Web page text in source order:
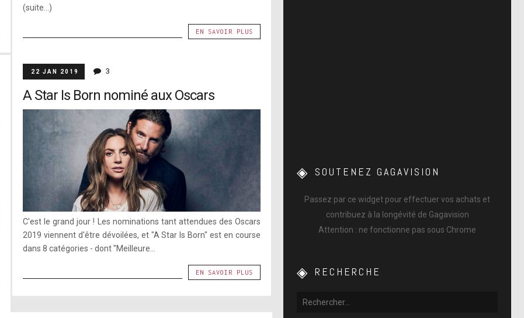
(suite…)
EN SAVOIR PLUS
22 JAN 2019 3
A Star Is Born nominé aux Oscars
C'est le grand jour ! Les nominations tant attendues des Oscars
2019 viennent d'être dévoilées, et "A Star Is Born" est en course
dans 8 catégories - dont "Meilleure...
EN SAVOIR PLUS
SOUTENEZ GAGAVISION
Passez par ce widget pour effectuer vos achats et
contribuez à la longévité de Gagavision
Attention : ne fonctionne pas sous Chrome
RECHERCHE